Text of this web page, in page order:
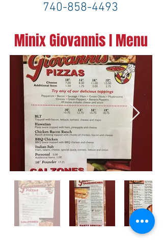
740-858-4493
Minix Giovannis I Menu